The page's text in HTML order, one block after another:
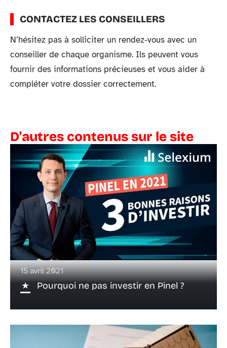
CONTACTEZ LES CONSEILLERS
N’hésitez pas à solliciter un rendez-vous avec un
conseiller de chaque organisme. Ils peuvent vous
fournir des informations précieuses et vous aider à
compléter votre dossier correctement.
D'autres contenus sur le site
15 avril 2021
Pourquoi ne pas investir en Pinel ?